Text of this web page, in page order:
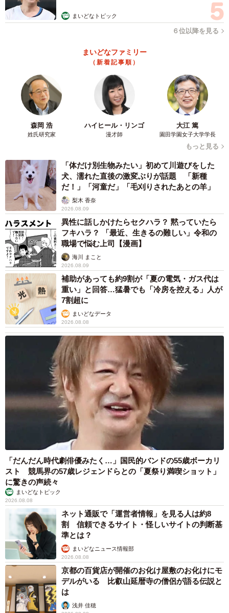
のです。今回の件に限らず、元刑事の男性は『子どもから
目ぇ離しちゃダメだ』とよく言っていました。シンプルで
ー「遠慮なくお声掛けを」とツイートしたのは
「例として挙げたケースは、明らかな不審動向が他にもあ
ったため、こちらとしても強気の行動に出ることができま
したが、そうではない場合もあります。お客さまには、も
し不審者やおかしな出来事があれば遠慮なく従業員にお伝
えいただければと思います。迷われる方が多いようです
が、スーパーの従業員の多くは女性で子供を持つ親です。
お客さまと従業員という立場の違いはありますが、従業員
も犯罪予備軍を排除したい気持ちは同じです。お客さまか
ら得た情報を基にできる限りを尽くします」
子どもが被害者の犯罪は減少傾向だが…
令和3年警察白書によると、13歳未満の子どもが被害者とな
った刑法犯の被害件数は減少傾向にあり、2020年は8788件
と、前年より3097件（26.1%）減少しました。しかし、子
どもの心身に深刻なダメージを与える罪種である強制わい
せつや略取誘拐を見ると、強制わいせつは減少傾向とはい
え700件超、略取誘拐は一時期の横ばいから増加傾向にあり
ます。
幼い子を持つ親にとって衝撃だったのが2011年3月に熊本
市内のスーパーのトイレで3歳女児が殺害された事件でし
た。女児は1人でトイレに行き、幼児性愛の男に性的虐待を
受け、用水路に遺棄されました。
cuiさんが勤める店舗でも事件後、警備側は巡回回数を増や
し従業員側は事案発生時の運用の確認・徹底が行われまし
た。従業員はレジにかたまらず、分散して売場に立つ▽1人
で歩いている子どもがいたら必ず声かけする▽不審者・不
審な出来事は必ず警備・上司に報告・連絡・相談の徹底を
図ったそうです。
「小児性犯罪者らの不審者は父親に擬態しています。子ど
も用のリュックや上着を片手に、わが子を眺めているよう
によそのお子さんを目で追い、わが子を撮っているかのよ
うに他人のお子さんを撮影し、弱い子どもが1人になるタイ
ミングを狙っています」とcuiさんは指摘します。その危険
は、スーパー、ショッピングモール、観光地、行楽地など
まいどなトピック
６位以降を見る
まいどなファミリー
（新着記事順）
森岡 浩
姓氏研究家
ハイヒール・リンゴ
漫才師
大江 篤
園田学園女子大学学長
もっと見る
「体だけ別生物みたい」初めて川遊びをした
犬、濡れた直後の激変ぶりが話題 「新種
だ！」「河童だ」「毛刈りされたあとの羊」
梨木 香奈
2026.08.09
異性に話しかけたらセクハラ？ 黙っていたら
フキハラ？ 「最近、生きるの難しい」令和の
職場で悩む上司【漫画】
海川 まこと
2026.08.09
補助があっても約9割が「夏の電気・ガス代は
重い」と回答…猛暑でも「冷房を控える」人が
7割超に
まいどなデータ
2026.08.08
「だんだん時代劇俳優みたく…」国民的バンドの55歳ボーカリ
スト 競馬界の57歳レジェンドらとの「夏祭り満喫ショット」
に驚きの声続々
まいどなトピック
2026.08.08
ネット通販で「運営者情報」を見る人は約8
割 信頼できるサイト・怪しいサイトの判断基
準とは？
まいどなニュース情報部
2026.08.08
京都の百貨店が開催のお化け屋敷のお化けにモ
デルがいる 比叡山延暦寺の僧侶が語る伝説と
は
浅井 佳穂